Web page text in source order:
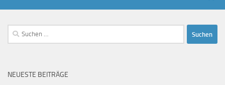
Suchen
nach:
NEUESTE BEITRÄGE